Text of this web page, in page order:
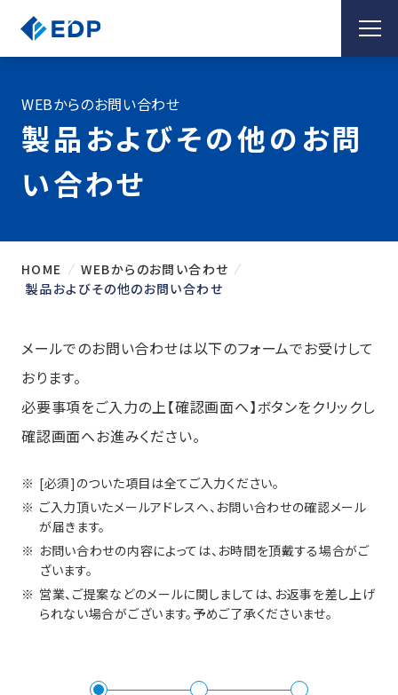
WEBからのお問い合わせ
製品およびその他のお問
い合わせ
HOME
WEBからのお問い合わせ
製品およびその他のお問い合わせ
メールでのお問い合わせは以下のフォームでお受けして
おります。
必要事項をご入力の上【確認画面へ】ボタンをクリックし
確認画面へお進みください。
[必須]のついた項目は全てご入力ください。
ご入力頂いたメールアドレスへ、お問い合わせの確認メール
が届きます。
お問い合わせの内容によっては、お時間を頂戴する場合がご
ざいます。
営業、ご提案などのメールに関しましては、お返事を差し上げ
られない場合がございます。予めご了承くださいませ。